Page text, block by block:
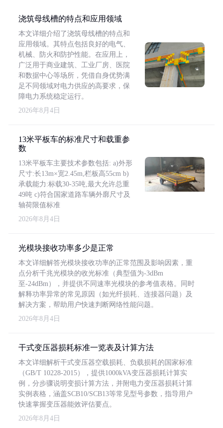
浇筑母线槽的特点和应用领域
本文详细介绍了浇筑母线槽的特点和
应用领域。其特点包括良好的电气、
机械、防火和防护性能。在应用上，
广泛用于商业建筑、工业厂房、医院
和数据中心等场所，凭借自身优势满
足不同领域对电力供应的高要求，保
障电力系统稳定运行。
2026年8月4日
13米平板车的标准尺寸和载重参
数
13米平板车主要技术参数包括: a)外形
尺寸:长13m×宽2.45m,栏板高55cm b)
承载能力:标载30-35吨,最大允许总重
49吨 c)符合国家道路车辆外廓尺寸及
轴荷限值标准
2026年8月4日
光模块接收功率多少是正常
本文详细解答光模块接收功率的正常范围及影响因素，重
点分析千兆光模块的收光标准（典型值为-3dBm
至-24dBm），并提供不同速率光模块的参考值表格。同时
解释功率异常的常见原因（如光纤损耗、连接器问题）及
解决方案，帮助用户快速判断网络性能问题。
2026年8月4日
干式变压器损耗标准一览表及计算方法
本文详细解析干式变压器空载损耗、负载损耗的国家标准
（GB/T 10228-2015），提供1000kVA变压器损耗计算实
例，分步骤说明变损计算方法，并附电力变压器损耗计算
实例表格，涵盖SCB10/SCB13等常见型号参数，指导用户
快速掌握变压器能效评估要点。
2026年8月4日